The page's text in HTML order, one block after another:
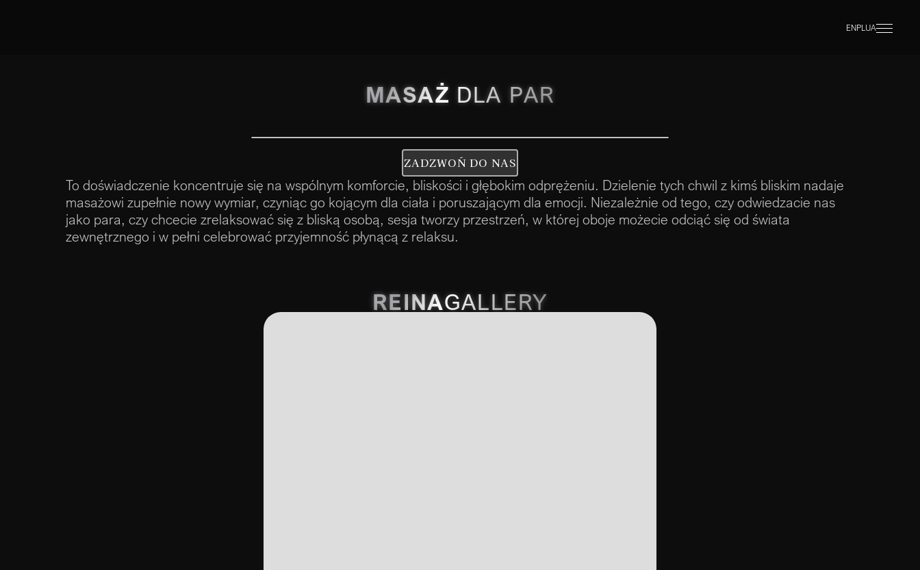
ENPLUA
MASAŻ DLA PAR
ZADZWOŃ DO NAS
To doświadczenie koncentruje się na wspólnym komforcie, bliskości i głębokim odprężeniu. Dzielenie tych chwil z kimś bliskim nadaje
masażowi zupełnie nowy wymiar, czyniąc go kojącym dla ciała i poruszającym dla emocji. Niezależnie od tego, czy odwiedzacie nas
jako para, czy chcecie zrelaksować się z bliską osobą, sesja tworzy przestrzeń, w której oboje możecie odciąć się od świata
zewnętrznego i w pełni celebrować przyjemność płynącą z relaksu.
REINAGALLERY